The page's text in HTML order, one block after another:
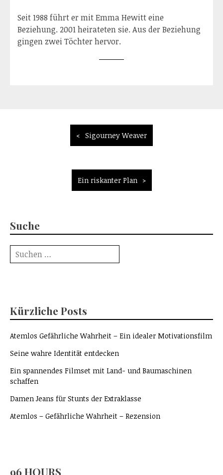
Seit 1988 führt er mit Emma Hewitt eine
Beziehung. 2001 heirateten sie. Aus der Beziehung
gingen zwei Töchter hervor.
BeitragsnavigationSigourney Weaver
Ein riskanter Plan
Suche
Suche
nach:
Kürzliche Posts
Atemlos Gefährliche Wahrheit – Ein idealer Motivationsfilm
Seine wahre Identität entdecken
Ein spannendes Filmset mit Land- und Baumaschinen
schaffen
Damen Jeans für Stunts der Extraklasse
Atemlos – Gefährliche Wahrheit – Rezension
96 HOURS